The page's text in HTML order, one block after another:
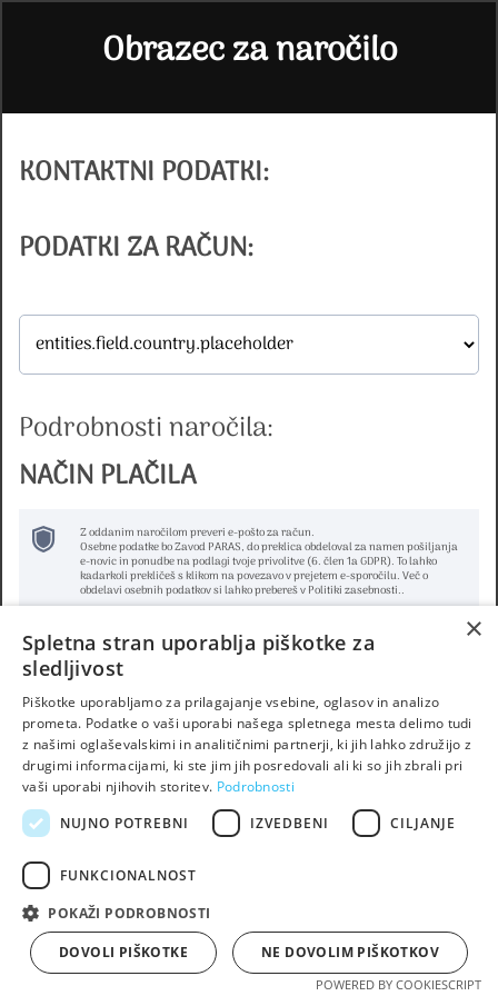
Obrazec za naročilo
KONTAKTNI PODATKI:
PODATKI ZA RAČUN:
Podrobnosti naročila:
NAČIN PLAČILA
Z oddanim naročilom preveri e-pošto za račun.
Osebne podatke bo Zavod PARAS, do preklica obdeloval za namen pošiljanja
e-novic in ponudbe na podlagi tvoje privolitve (6. člen 1a GDPR). To lahko
kadarkoli prekličeš s klikom na povezavo v prejetem e-sporočilu. Več o
obdelavi osebnih podatkov si lahko prebereš v Politiki zasebnosti..
×
Spletna stran uporablja piškotke za
sledljivost
Piškotke uporabljamo za prilagajanje vsebine, oglasov in analizo
prometa. Podatke o vaši uporabi našega spletnega mesta delimo tudi
z našimi oglaševalskimi in analitičnimi partnerji, ki jih lahko združijo z
drugimi informacijami, ki ste jim jih posredovali ali ki so jih zbrali pri
vaši uporabi njihovih storitev. Podrobnosti
NUJNO POTREBNI
IZVEDBENI CILJANJE
FUNKCIONALNOST
POKAŽI PODROBNOSTI
DOVOLI PIŠKOTKE NE DOVOLIM PIŠKOTKOV
POWERED BY COOKIESCRIPT